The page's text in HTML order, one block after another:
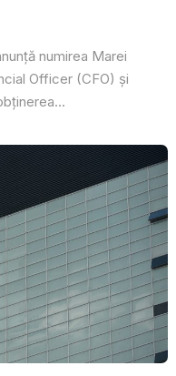
numirea Marei
Officer (CFO) și